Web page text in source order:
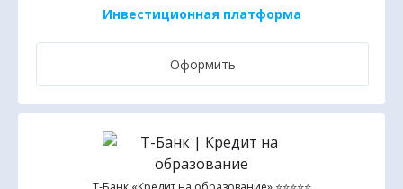
Инвестиционная платформа
Оформить